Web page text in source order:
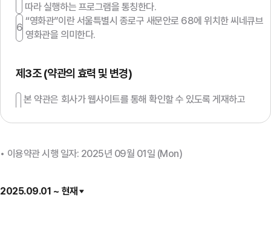
따라 실행하는 프로그램을 통칭한다.
“영화관”이란 서울특별시 종로구 새문안로 68에 위치한 씨네큐브
영화관을 의미한다.
제3조 (약관의 효력 및 변경)
본 약관은 회사가 웹사이트를 통해 확인할 수 있도록 게재하고
관련 법령을 위반하지 않는 범위에서 약관을 변경할 수 있으며,
약관이 변경된 경우 회사는 변경된 약관의 적용일자 및 개정사유를
이용약관시행 일자: 2025년 09월 01일 (Mon)
2025.09.01 ~ 현재